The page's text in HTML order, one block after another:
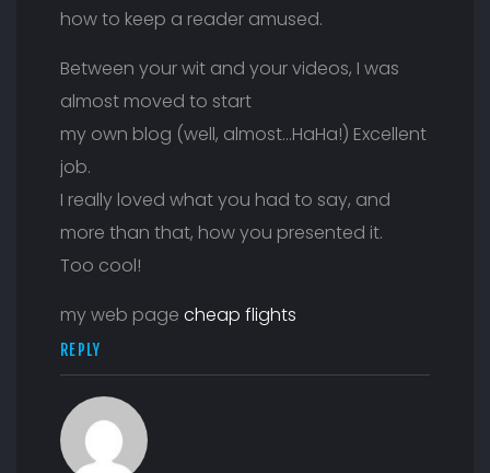
how to keep a reader amused.
Between your wit and your videos, I was
almost moved to start
my own blog (well, almost…HaHa!) Excellent
job.
I really loved what you had to say, and
more than that, how you presented it.
Too cool!
my web page cheap flights
REPLY